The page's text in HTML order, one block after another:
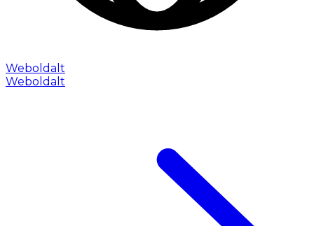
Weboldalt
Weboldalt